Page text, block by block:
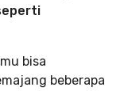
bisa
beberapa